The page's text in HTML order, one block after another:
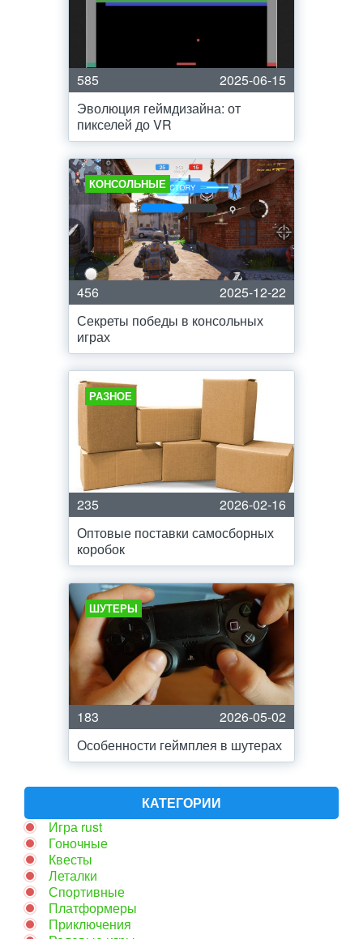
585
2025-06-15
Эволюция геймдизайна: от
пикселей до VR
КОНСОЛЬНЫЕ
456
2025-12-22
Секреты победы в консольных
играх
РАЗНОЕ
235
2026-02-16
Оптовые поставки самосборных
коробок
ШУТЕРЫ
183
2026-05-02
Особенности геймплея в шутерах
КАТЕГОРИИ
Игра rust
Гоночные
Квесты
Леталки
Спортивные
Платформеры
Приключения